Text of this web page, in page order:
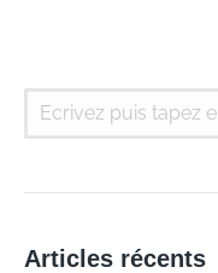
Articles récents